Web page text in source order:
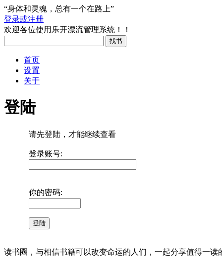
“身体和灵魂，总有一个在路上”
登录或注册
欢迎各位使用乐开漂流管理系统！！
首页
设置
关于
登陆
请先登陆，才能继续查看
登录账号:
你的密码:
读书圈，与相信书籍可以改变命运的人们，一起分享值得一读